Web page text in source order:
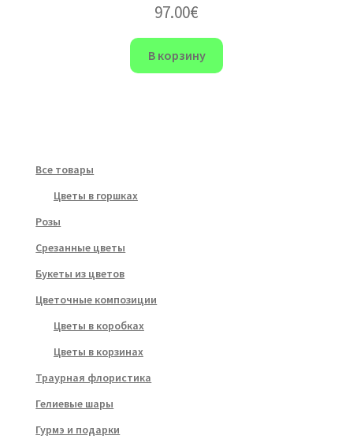
97.00€
В корзину
Все товары
Цветы в горшках
Розы
Срезанные цветы
Букеты из цветов
Цветочные композиции
Цветы в коробках
Цветы в корзинах
Траурная флористика
Гелиевые шары
Гурмэ и подарки